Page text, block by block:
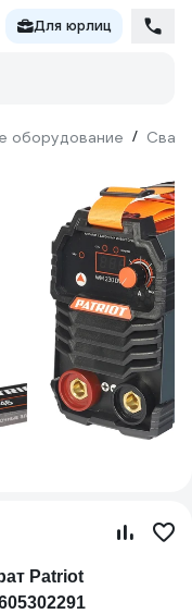
Для юрлиц
оборудование /
Patriot